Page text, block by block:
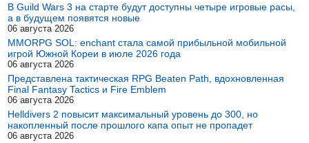
В Guild Wars 3 на старте будут доступны четыре игровые расы,
а в будущем появятся новые
06 августа 2026
MMORPG SOL: enchant стала самой прибыльной мобильной
игрой Южной Кореи в июле 2026 года
06 августа 2026
Представлена тактическая RPG Beaten Path, вдохновленная
Final Fantasy Tactics и Fire Emblem
06 августа 2026
Helldivers 2 повысит максимальный уровень до 300, но
накопленный после прошлого капа опыт не пропадет
06 августа 2026